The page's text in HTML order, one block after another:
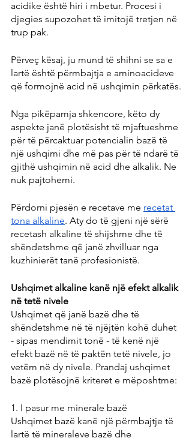
acidike është hiri i mbetur. Procesi i
djegies supozohet të imitojë tretjen në
trup pak.
Përveç kësaj, ju mund të shihni se sa e
lartë është përmbajtja e aminoacideve
që formojnë acid në ushqimin përkatës.
Nga pikëpamja shkencore, këto dy
aspekte janë plotësisht të mjaftueshme
për të përcaktuar potencialin bazë të
një ushqimi dhe më pas për të ndarë të
gjithë ushqimin në acid dhe alkalik. Ne
nuk pajtohemi.
Përdorni pjesën e recetave me recetat
tona alkaline. Aty do të gjeni një sërë
recetash alkaline të shijshme dhe të
shëndetshme që janë zhvilluar nga
kuzhinierët tanë profesionistë.
Ushqimet alkaline kanë një efekt alkalik
në tetë nivele
Ushqimet që janë bazë dhe të
shëndetshme në të njëjtën kohë duhet
- sipas mendimit tonë - të kenë një
efekt bazë në të paktën tetë nivele, jo
vetëm në dy nivele. Prandaj ushqimet
bazë plotësojnë kriteret e mëposhtme:
1. I pasur me minerale bazë
Ushqimet bazë kanë një përmbajtje të
lartë të mineraleve bazë dhe